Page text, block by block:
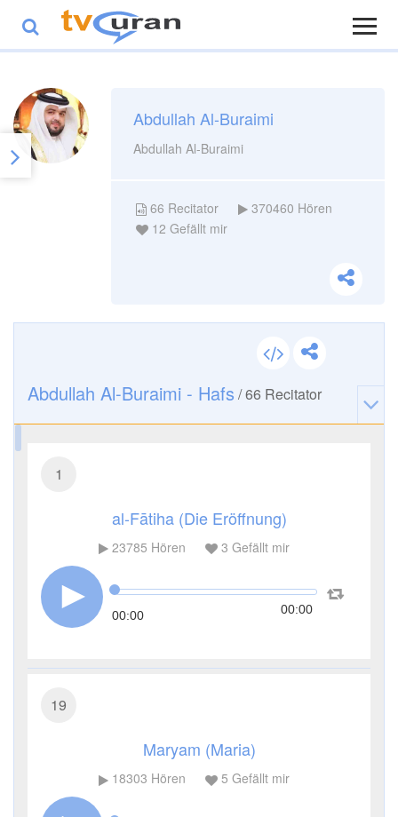
Abdullah Al-Buraimi
Abdullah Al-Buraimi
66 Recitator 370460 Hören
12 Gefällt mir
Abdullah Al-Buraimi - Hafs /66 Recitator
1
al-Fātiha (Die Eröffnung)
23785 Hören 3 Gefällt mir
00:00 00:00
19
Maryam (Maria)
18303 Hören 5 Gefällt mir